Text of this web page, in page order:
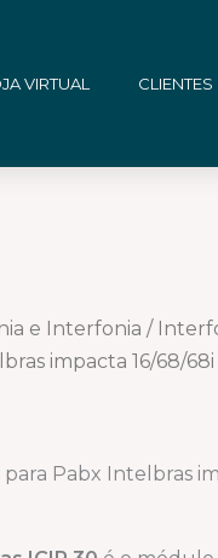
VIRTUAL CLIENTES
e Interfonia /
impacta 16/68/68i
Pabx Intelbras